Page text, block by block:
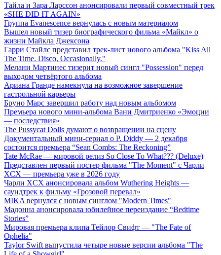
Тайла и Зара Ларссон анонсировали первый совместный трек
«SHE DID IT AGAIN»
Группа Evanescence вернулась с новым материалом
Вышел новый тизер биографического фильма «Майкл» о
жизни Майкла Джексона
Гарри Стайлс представил трек-лист нового альбома "Kiss All
The Time. Disco, Occasionally."
Мелани Мартинес тизерит новый сингл "Possession" перед
выходом четвёртого альбома
Ариана Гранде намекнула на возможное завершение
гастрольной карьеры
Бруно Марс завершил работу над новым альбомом
Премьера нового мини-альбома Вани Дмитриенко «Эмоции
— последствия»
The Pussycat Dolls думают о возвращении на сцену
Документальный мини-сериал о P. Diddy — 2 декабря
состоится премьера “Sean Combs: The Reckoning”
Tate McRae — мировой релиз So Close To What??? (Deluxe)
Представлен первый постер фильма "The Moment" с Чарли
XCX — премьера уже в 2026 году
Чарли XCX анонсировала альбом Wuthering Heights —
саундтрек к фильму «Грозовой перевал»
MIKA вернулся с новым синглом "Modern Times"
Мадонна анонсировала юбилейное переиздание “Bedtime
Stories”
Мировая премьера клипа Тейлор Свифт — "The Fate of
Ophelia"
Taylor Swift выпустила четыре новые версии альбома "The